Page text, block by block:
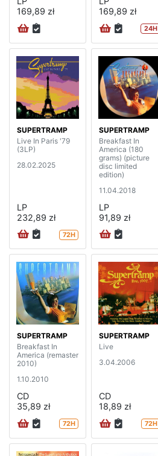
169,89 zł
169,89 zł
24H
SUPERTRAMP
Live In Paris '79
(3LP)
28.02.2025
LP
232,89 zł
72H
SUPERTRAMP
Breakfast In
America (180
grams) (picture
disc limited
edition)
11.04.2018
LP
91,89 zł
SUPERTRAMP
Breakfast In
America (remaster
2010)
1.10.2010
CD
35,89 zł
72H
SUPERTRAMP
Live
3.04.2006
CD
18,89 zł
72H